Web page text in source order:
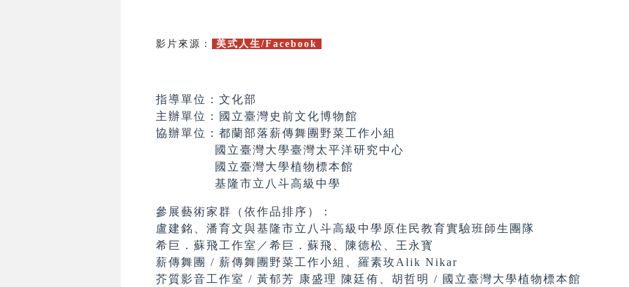
影片來源： 美式人生/Facebook
指導單位：文化部
主辦單位：國立臺灣史前文化博物館
協辦單位：都蘭部落薪傳舞團野菜工作小組
國立臺灣大學臺灣太平洋研究中心
國立臺灣大學植物標本館
基隆市立八斗高級中學
參展藝術家群（依作品排序）：
盧建銘、潘育文與基隆市立八斗高級中學原住民教育實驗班師生團隊
希巨．蘇飛工作室／希巨．蘇飛、陳德松、王永寳
薪傳舞團 / 薪傳舞團野菜工作小組、羅素玫Alik Nikar
芥質影音工作室 / 黃郁芳 康盛理 陳廷侑、胡哲明 / 國立臺灣大學植物標本館